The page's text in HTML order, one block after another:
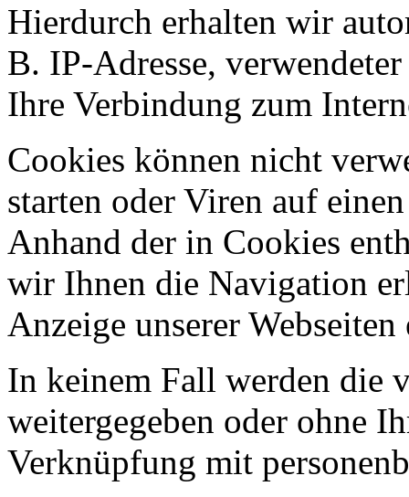
Hierdurch erhalten wir
B. IP-Adresse,
Ihre Verbindung zum
Cookies können nicht
starten oder Viren auf
Anhand der in Cookies
wir Ihnen die Navigation
Anzeige unserer
In keinem Fall werden die
weitergegeben oder ohne
Verknüpfung mit